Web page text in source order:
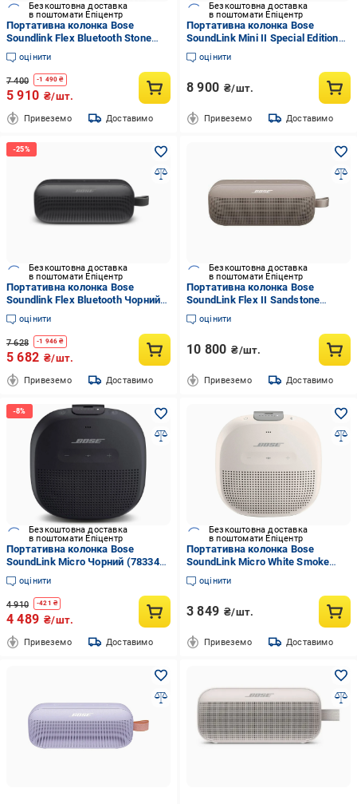
Безкоштовна доставка
в поштомати Епіцентр
Портативна колонка Bose
Soundlink Flex Bluetooth Stone
Blue (865983-0200)
оцінити
7 400 -1 490 ₴
5 910 ₴/шт.
Привеземо Доставимо
Безкоштовна доставка
в поштомати Епіцентр
Портативна колонка Bose
SoundLink Mini II Special Edition
(835799-0100)
оцінити
8 900 ₴/шт.
Привеземо Доставимо
Безкоштовна доставка
в поштомати Епіцентр
Портативна колонка Bose
Soundlink Flex Bluetooth Чорний
(865983-0100)
оцінити
7 628 -1 946 ₴
5 682 ₴/шт.
Привеземо Доставимо
Безкоштовна доставка
в поштомати Епіцентр
Портативна колонка Bose
SoundLink Flex II Sandstone
(887612-0300)
оцінити
10 800 ₴/шт.
Привеземо Доставимо
Безкоштовна доставка
в поштомати Епіцентр
Портативна колонка Bose
SoundLink Micro Чорний (783342-
0100)
оцінити
4 910 -421 ₴
4 489 ₴/шт.
Привеземо Доставимо
Безкоштовна доставка
в поштомати Епіцентр
Портативна колонка Bose
SoundLink Micro White Smoke
(783342-0400)
оцінити
3 849 ₴/шт.
Привеземо Доставимо